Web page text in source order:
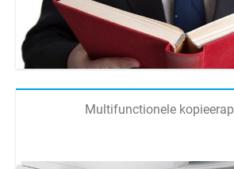
Multifunctionele